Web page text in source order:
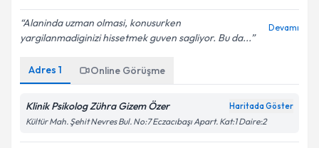
Alaninda uzman olmasi, konusurken
yargilanmadiginizi hissetmek guven sagliyor. Bu da...
Devamı
Adres 1 Online Görüşme
Klinik Psikolog Zühra Gizem Özer Haritada Göster
Kültür Mah. Şehit Nevres Bul. No:7 Eczacıbaşı Apart. Kat:1 Daire:2